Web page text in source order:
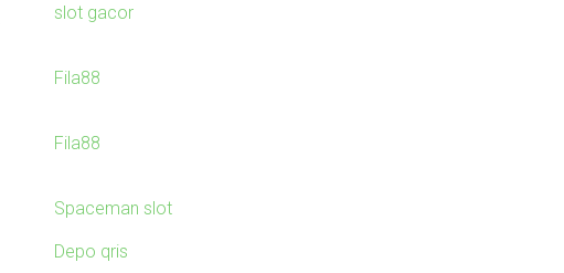
slot gacor
Fila88
Fila88
Spaceman slot
Depo qris